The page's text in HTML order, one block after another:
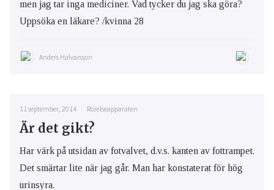
men jag tar inga mediciner. Vad tycker du jag ska göra?
Uppsöka en läkare? /kvinna 28
Anders Halvarsson
11 september, 2014 Rörelseapparaten
Är det gikt?
Har värk på utsidan av fotvalvet, d.v.s. kanten av fottrampet.
Det smärtar lite när jag går. Man har konstaterat för hög
urinsyra.